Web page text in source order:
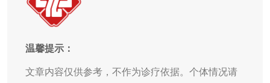
温馨提示：
文章内容仅供参考，不作为诊疗依据。个体情况请